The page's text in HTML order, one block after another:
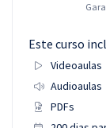
Este curso
Videoaulas
Audioaulas
PDFs